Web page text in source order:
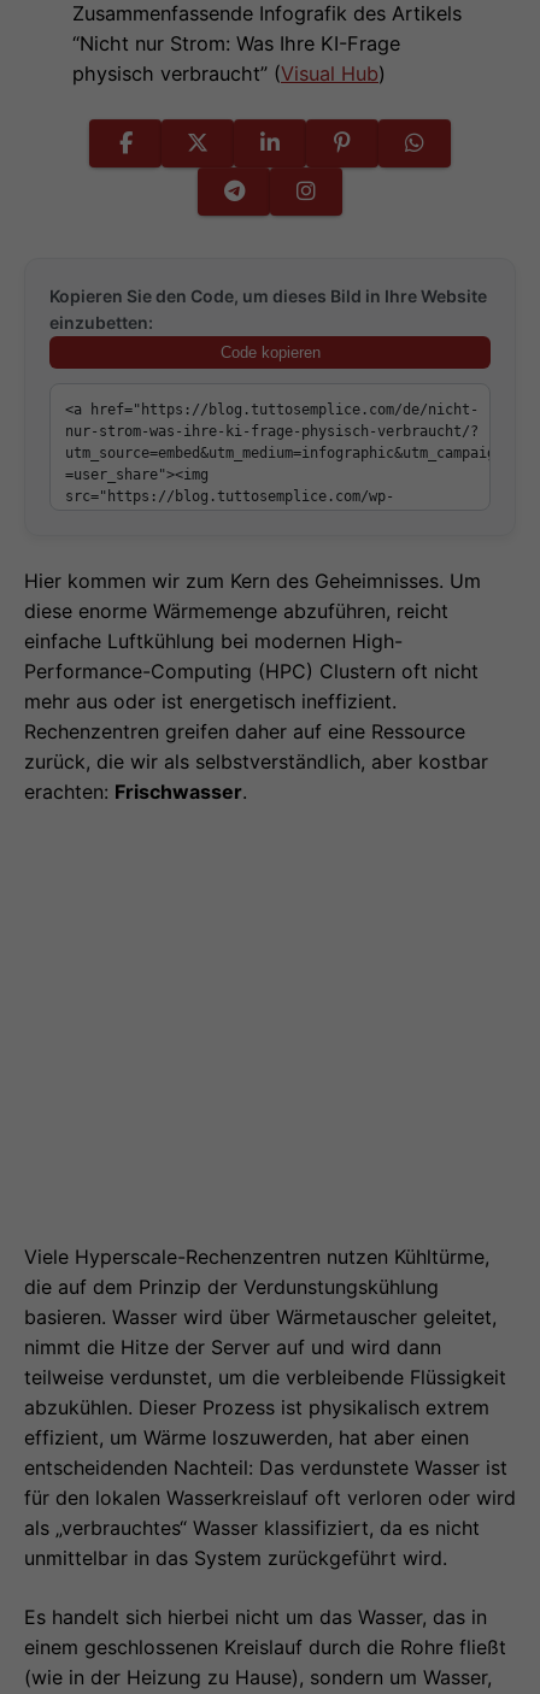
Zusammenfassende Infografik des Artikels
“Nicht nur Strom: Was Ihre KI-Frage
physisch verbraucht” (Visual Hub)
Kopieren Sie den Code, um dieses Bild in Ihre Website
einzubetten:
Code kopieren
Hier kommen wir zum Kern des Geheimnisses. Um
diese enorme Wärmemenge abzuführen, reicht
einfache Luftkühlung bei modernen High-
Performance-Computing (HPC) Clustern oft nicht
mehr aus oder ist energetisch ineffizient.
Rechenzentren greifen daher auf eine Ressource
zurück, die wir als selbstverständlich, aber kostbar
erachten: Frischwasser.
Viele Hyperscale-Rechenzentren nutzen Kühltürme,
die auf dem Prinzip der Verdunstungskühlung
basieren. Wasser wird über Wärmetauscher geleitet,
nimmt die Hitze der Server auf und wird dann
teilweise verdunstet, um die verbleibende Flüssigkeit
abzukühlen. Dieser Prozess ist physikalisch extrem
effizient, um Wärme loszuwerden, hat aber einen
entscheidenden Nachteil: Das verdunstete Wasser ist
für den lokalen Wasserkreislauf oft verloren oder wird
als „verbrauchtes“ Wasser klassifiziert, da es nicht
unmittelbar in das System zurückgeführt wird.
Es handelt sich hierbei nicht um das Wasser, das in
einem geschlossenen Kreislauf durch die Rohre fließt
(wie in der Heizung zu Hause), sondern um Wasser,